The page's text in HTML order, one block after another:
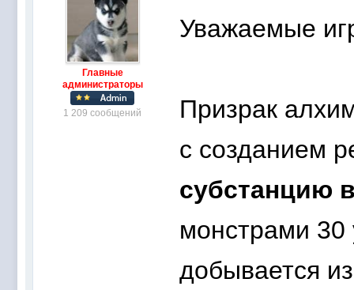
Главные
администраторы
1 209 сообщений
Уважаемые
Призрак
с созданием
субстанцию
монстрами
добывается